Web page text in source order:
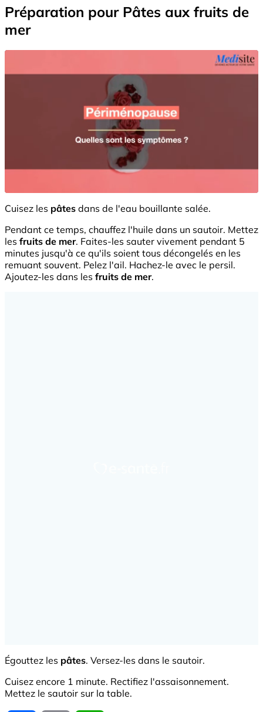
Préparation pour Pâtes aux fruits de
mer
Cuisez les pâtes dans de l'eau bouillante salée.
Pendant ce temps, chauffez l'huile dans un sautoir. Mettez
les fruits de mer. Faites-les sauter vivement pendant 5
minutes jusqu'à ce qu'ils soient tous décongelés en les
remuant souvent. Pelez l'ail. Hachez-le avec le persil.
Ajoutez-les dans les fruits de mer.
Égouttez les pâtes. Versez-les dans le sautoir.
Cuisez encore 1 minute. Rectifiez l'assaisonnement.
Mettez le sautoir sur la table.